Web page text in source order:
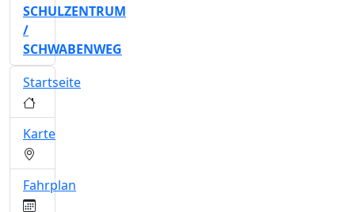
SCHULZENTRUM
/
SCHWABENWEG
Startseite
Karte
Fahrplan